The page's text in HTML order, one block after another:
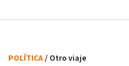
POLÍTICA/ Otro viaje